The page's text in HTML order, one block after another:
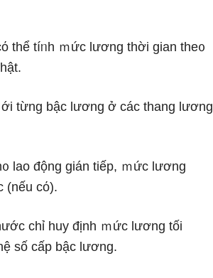
thể tíᥒh ｍức lương thời gian the᧐
từng bậc lương ở các thang lương
lao động gián tiếp, ｍức lương
(nếu cό).
chỉ huy định ｍức lương tối
ѕố cấp bậc lương.